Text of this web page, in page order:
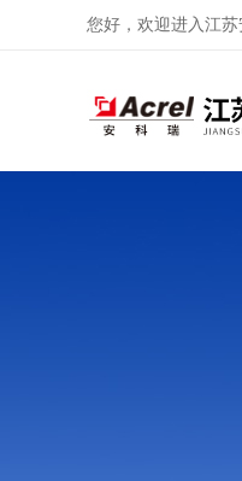
您好，欢迎进入江苏